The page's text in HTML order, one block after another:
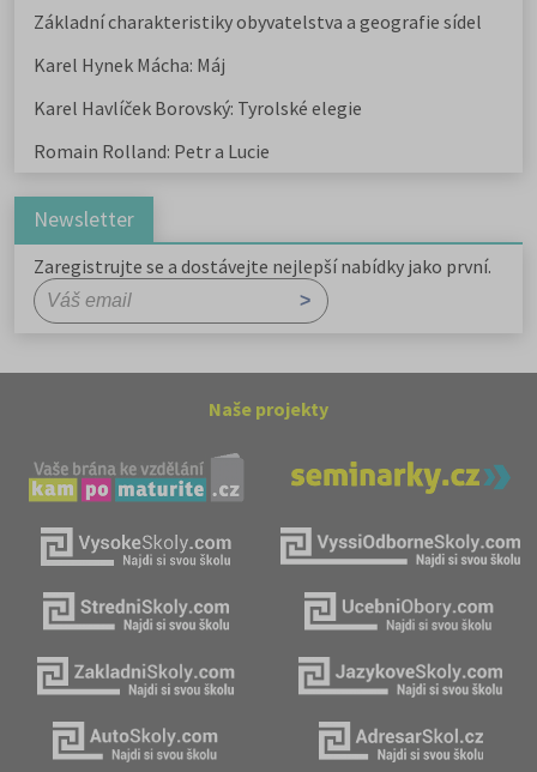
Základní charakteristiky obyvatelstva a geografie sídel
Karel Hynek Mácha: Máj
Karel Havlíček Borovský: Tyrolské elegie
Romain Rolland: Petr a Lucie
Newsletter
Zaregistrujte se a dostávejte nejlepší nabídky jako první.
Naše projekty